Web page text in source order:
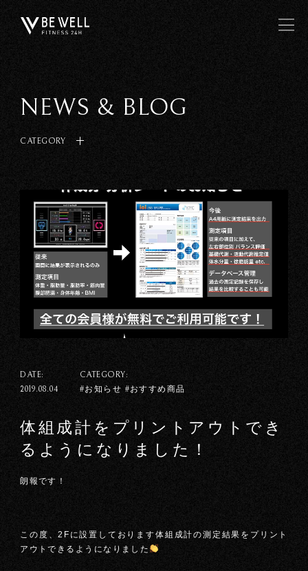
NEWS & BLOG
CATEGORY
DATE:
2019.08.04
CATEGORY:
#お知らせ #おすすめ商品
体組成計をプリントアウトでき
るようになりました！
朗報です！
この度、2Fに設置しております体組成計の測定結果をプリント
アウトできるようになりました